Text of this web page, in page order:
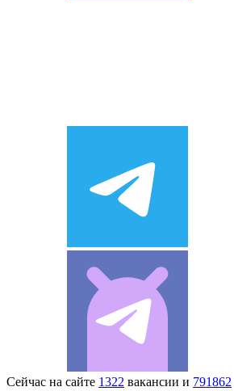
Сейчас на сайте 1322 вакансии и 791862